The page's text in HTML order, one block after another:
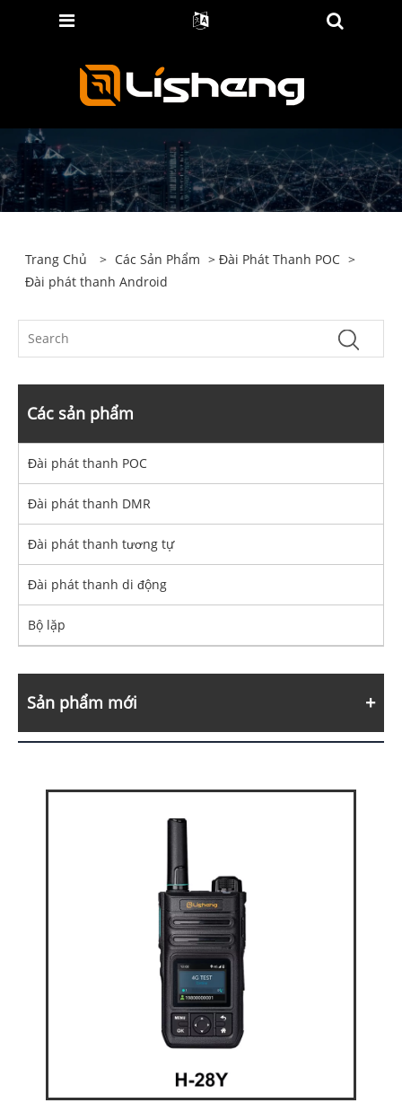
Trang Chủ > Các Sản Phẩm >Đài Phát Thanh POC >
Đài phát thanh Android
Các sản phẩm
Đài phát thanh POC
Đài phát thanh DMR
Đài phát thanh tương tự
Đài phát thanh di động
Bộ lặp
Sản phẩm mới